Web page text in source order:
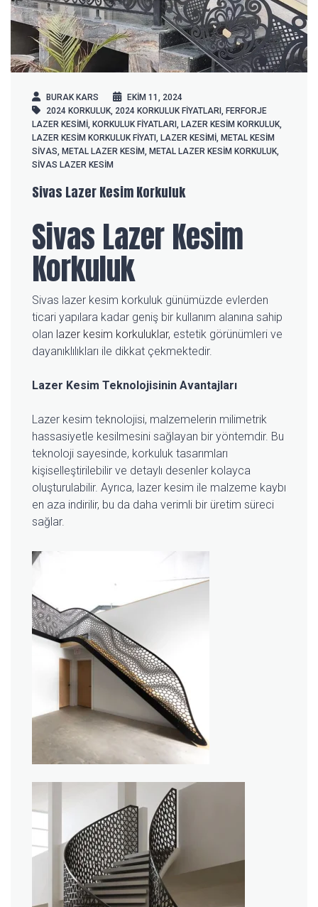
BURAK KARS
EKIM 11, 2024
2024 KORKULUK, 2024 KORKULUK FIYATLARI , FERFORJE
LAZER KESIMI, KORKULUK FIYATLARI , LAZER KESIM KORKULUK,
LAZER KESIM KORKULUK FIYATI , LAZER KESIMI, METAL KESIM
SIVAS, METAL LAZER KESIM, METAL LAZER KESIM KORKULUK,
SIVAS LAZER KESIM
Sivas Lazer Kesim Korkuluk
Sivas Lazer Kesim
Korkuluk
Sivas lazer kesim korkuluk günümüzde evlerden
ticari yapılara kadar geniş bir kullanım alanına sahip
olan lazer kesim korkuluklar, estetik görünümleri ve
dayanıklılıkları ile dikkat çekmektedir.
Lazer Kesim Teknolojisinin Avantajları
Lazer kesim teknolojisi, malzemelerin milimetrik
hassasiyetle kesilmesini sağlayan bir yöntemdir. Bu
teknoloji sayesinde, korkuluk tasarımları
kişiselleştirilebilir ve detaylı desenler kolayca
oluşturulabilir. Ayrıca, lazer kesim ile malzeme kaybı
en aza indirilir, bu da daha verimli bir üretim süreci
sağlar.